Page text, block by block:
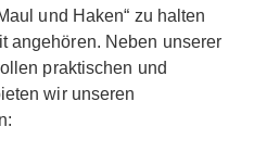
und Haken“ zu halten
angehören. Neben unserer
praktischen und
wir unseren